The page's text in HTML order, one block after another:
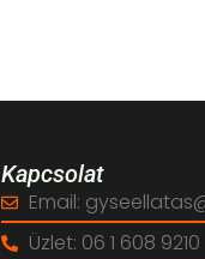
Kapcsolat
Email:
Üzlet: 06 1 608 9210